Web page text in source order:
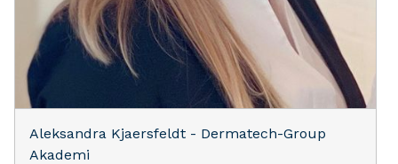
Aleksandra Kjaersfeldt - Dermatech-Group
Akademi